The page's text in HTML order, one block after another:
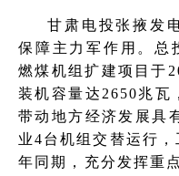
甘肃电投张掖发
保障主力军作用。总
燃煤机组扩建项目于
装机容量达2650兆瓦
带动地方经济发展具
业4台机组交替运行
年同期，充分发挥重